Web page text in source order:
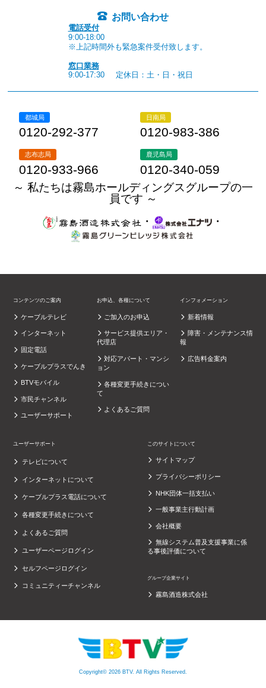
お問い合わせ
電話受付
9:00-18:00
※上記時間外も緊急案件受付致します。
窓口業務
9:00-17:30
定休日：土・日・祝日
都城局
0120-292-377
日南局
0120-983-386
志布志局
0120-933-966
鹿児島局
0120-340-059
～ 私たちは霧島ホールディングスグループの一
員です ～
・
・
コンテンツのご案内
ケーブルテレビ
インターネット
固定電話
ケーブルプラスでんき
BTVモバイル
市民チャンネル
ユーザーサポート
お申込、各種について
ご加入のお申込
サービス提供エリア・
代理店
対応アパート・マンシ
ョン
各種変更手続きについ
て
よくあるご質問
インフォメーション
新着情報
障害・メンテナンス情
報
広告料金案内
ユーザーサポート
テレビについて
インターネットについて
ケーブルプラス電話について
各種変更手続きについて
よくあるご質問
ユーザーページログイン
セルフページログイン
コミュニティーチャンネル
このサイトについて
サイトマップ
プライバシーポリシー
NHK団体一括支払い
一般事業主行動計画
会社概要
無線システム普及支援事業に係
る事後評価について
グループ企業サイト
霧島酒造株式会社
Copyright© 2026 BTV. All Rights Reserved.